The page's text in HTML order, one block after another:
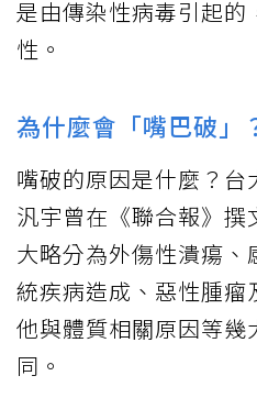
是由傳染性病毒引起的
性。
為什麼會「嘴巴破」
嘴破的原因是什麼？
汎宇曾在《聯合報》
大略分為外傷性潰瘍、
統疾病造成、惡性腫瘤
他與體質相關原因等幾
同。